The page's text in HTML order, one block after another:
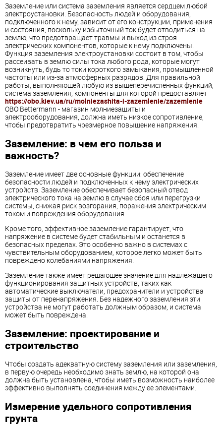
Заземление или система заземления является сердцем любой
электроустановки. Безопасность людей и оборудования,
подключенного к нему, зависит от его конструкции, применения
и состояния, поскольку избыточный ток будет отводиться на
землю, что предотвращает травмы и выход из строя
электрических компонентов, которые к нему подключены.
Функция заземления электроустановки состоит в том, чтобы
рассеивать в землю силы тока любого рода, которые могут
возникнуть, будь то токи короткого замыкания, промышленной
частоты или из-за атмосферных разрядов. Для правильной
работы, выполняющей любую из вышеперечисленных функций,
система заземления, компоненты для которой предоставляет
https://obo.kiev.ua/ru/molniezashita-i-zazemlenie/zazemlenie
OBO Bettermann - магазин молниезащиты и
электрооборудования, должна иметь низкое сопротивление,
чтобы предотвратить чрезмерное повышение напряжения.
Заземление: в чем его польза и
важность?
Заземление имеет две основные функции: обеспечение
безопасности людей и подключенных к нему электрических
устройств. Заземление обеспечивает безопасный отвод
электрического тока на землю в случае сбоя или перегрузки
системы, снижая риск возгорания, поражения электрическим
током и повреждения оборудования.
Кроме того, эффективное заземление гарантирует, что
напряжение в системе будет стабильным и останется в
безопасных пределах. Это особенно важно в системах с
чувствительным оборудованием, которое легко может быть
повреждено колебаниями напряжения.
Заземление также имеет решающее значение для надлежащего
функционирования защитных устройств, таких как
автоматические выключатели, предохранители и устройства
защиты от перенапряжения. Без надежного заземления эти
устройства не могут работать должным образом, и система
может быть повреждена.
Заземление: проектирование и
строительство
Чтобы создать адекватную систему заземления или заземления,
в первую очередь необходимо знать землю, на которой она
должна быть установлена, чтобы иметь возможность наиболее
эффективно выполнять соединения между ее элементами.
Измерение удельного сопротивления
грунта